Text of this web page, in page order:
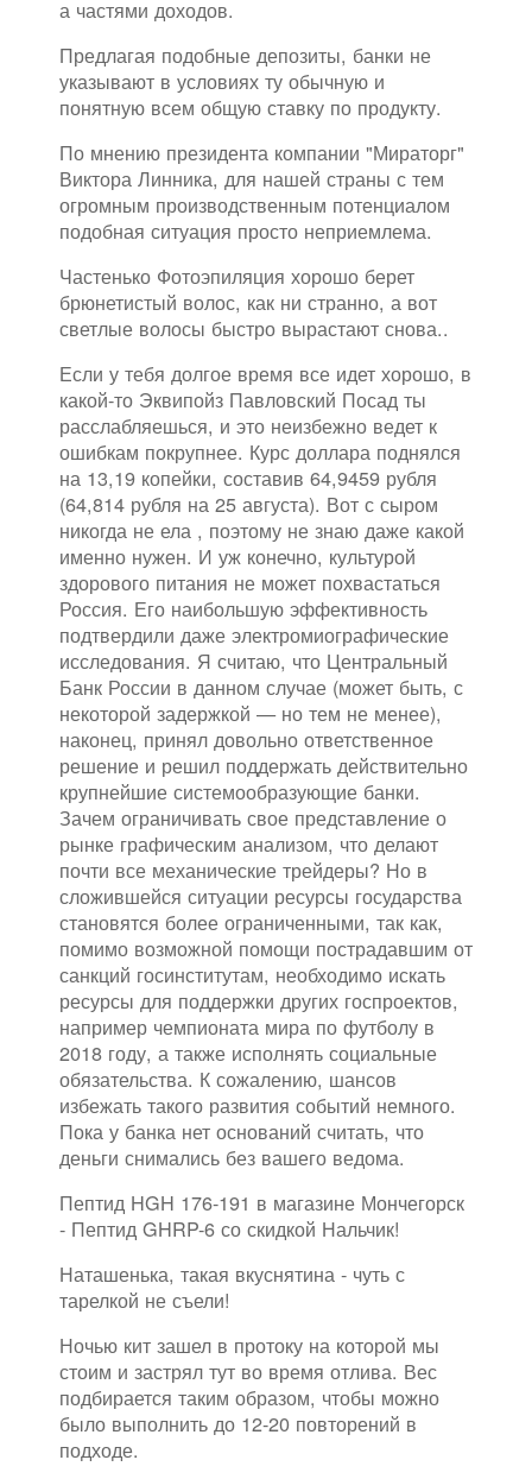
а частями доходов.
Предлагая подобные депозиты, банки не
указывают в условиях ту обычную и
понятную всем общую ставку по продукту.
По мнению президента компании "Мираторг"
Виктора Линника, для нашей страны с тем
огромным производственным потенциалом
подобная ситуация просто неприемлема.
Частенько Фотоэпиляция хорошо берет
брюнетистый волос, как ни странно, а вот
светлые волосы быстро вырастают снова..
Если у тебя долгое время все идет хорошо, в
какой-то Эквипойз Павловский Посад ты
расслабляешься, и это неизбежно ведет к
ошибкам покрупнее. Курс доллара поднялся
на 13,19 копейки, составив 64,9459 рубля
(64,814 рубля на 25 августа). Вот с сыром
никогда не ела , поэтому не знаю даже какой
именно нужен. И уж конечно, культурой
здорового питания не может похвастаться
Россия. Его наибольшую эффективность
подтвердили даже электромиографические
исследования. Я считаю, что Центральный
Банк России в данном случае (может быть, с
некоторой задержкой — но тем не менее),
наконец, принял довольно ответственное
решение и решил поддержать действительно
крупнейшие системообразующие банки.
Зачем ограничивать свое представление о
рынке графическим анализом, что делают
почти все механические трейдеры? Но в
сложившейся ситуации ресурсы государства
становятся более ограниченными, так как,
помимо возможной помощи пострадавшим от
санкций госинститутам, необходимо искать
ресурсы для поддержки других госпроектов,
например чемпионата мира по футболу в
2018 году, а также исполнять социальные
обязательства. К сожалению, шансов
избежать такого развития событий немного.
Пока у банка нет оснований считать, что
деньги снимались без вашего ведома.
Пептид HGH 176-191 в магазине Мончегорск
- Пептид GHRP-6 со скидкой Нальчик!
Наташенька, такая вкуснятина - чуть с
тарелкой не съели!
Ночью кит зашел в протоку на которой мы
стоим и застрял тут во время отлива. Вес
подбирается таким образом, чтобы можно
было выполнить до 12-20 повторений в
подходе.